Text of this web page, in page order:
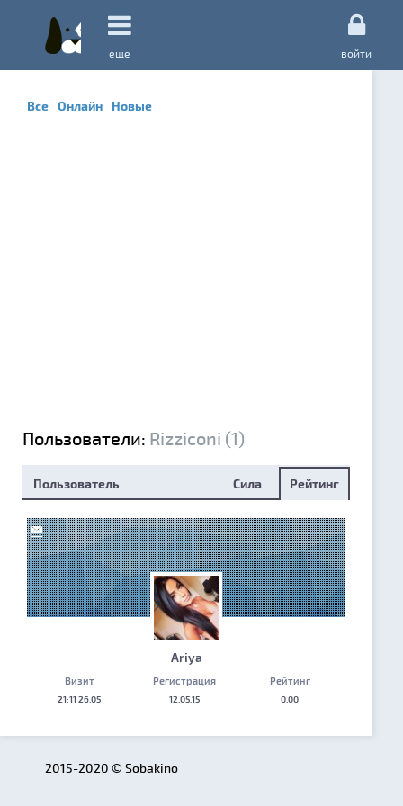
еще войти
Все Онлайн Новые
Пользователи: Rizziconi (1)
Пользователь Сила Рейтинг
Ariya
Визит
21:11 26.05
Регистрация
12.05.15
Рейтинг
0.00
2015-2020 © Sobakino